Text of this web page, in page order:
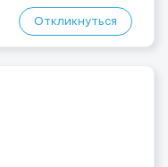
Откликнуться